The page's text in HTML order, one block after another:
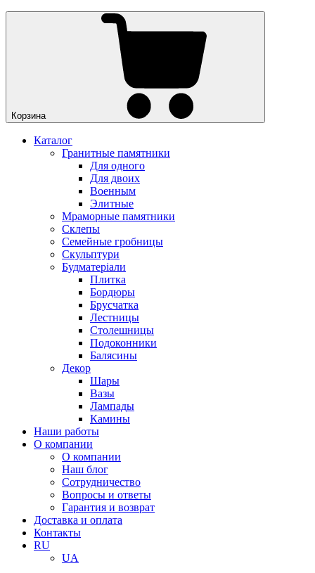
Корзина
Каталог
Гранитные памятники
Для одного
Для двоих
Военным
Элитные
Мраморные памятники
Склепы
Семейные гробницы
Скульптури
Будматеріали
Плитка
Бордюры
Брусчатка
Лестницы
Столешницы
Подоконники
Балясины
Декор
Шары
Вазы
Лампады
Камины
Наши работы
О компании
О компании
Наш блог
Сотрудничество
Вопросы и ответы
Гарантия и возврат
Доставка и оплата
Контакты
RU
UA